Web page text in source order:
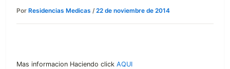
Por Residencias Medicas /22 de noviembre de 2014
Mas informacion Haciendo click AQUI